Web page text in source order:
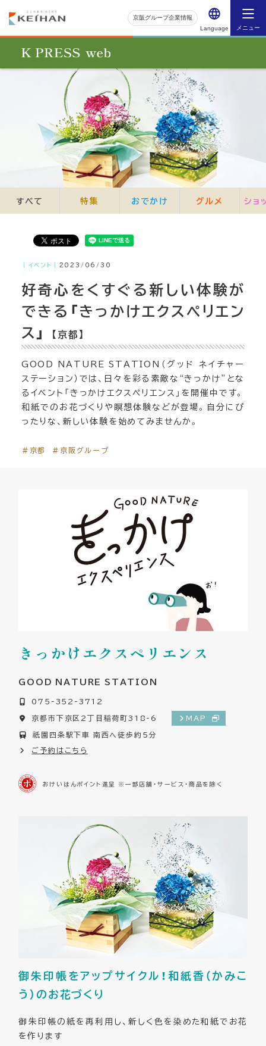
Language メニュー
京阪グループ企業情報
すべて 特集 おでかけ グルメ ショ
｜イベント｜ 2023/06/30
好奇心をくすぐる新しい体験が
できる「きっかけエクスペリエン
ス」
【京都】
GOOD NATURE STATION（グッド ネイチャー
ステーション）では、日々を彩る素敵な“きっかけ”とな
るイベント「きっかけエクスペリエンス」を開催中です。
和紙でのお花づくりや瞑想体験などが登場。自分にぴ
ったりな、新しい体験を始めてみませんか。
＃京都 ＃京阪グループ
きっかけエクスペリエンス
GOOD NATURE STATION
075-352-3712
京都市下京区2丁目稲荷町318-6
MAP
祇園四条駅下車 南西へ徒歩約5分
ご予約はこちら
おけいはんポイント進呈 ※一部店舗・サービス・商品を除く
御朱印帳をアップサイクル！和紙香（かみこ
う）のお花づくり
御朱印帳の紙を再利用し、新しく色を染めた和紙でお花
を作ります